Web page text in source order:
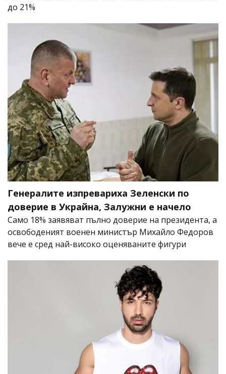
до 21%
Генералите изпревариха Зеленски по
доверие в Украйна, Залужни е начело
Само 18% заявяват пълно доверие на президента, а
освободеният военен министър Михайло Федоров
вече е сред най-високо оценяваните фигури